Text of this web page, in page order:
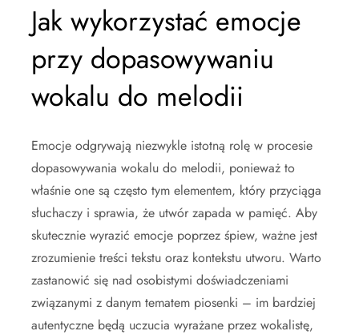
Jak wykorzystać emocje
przy dopasowywaniu
wokalu do melodii
Emocje odgrywają niezwykle istotną rolę w procesie
dopasowywania wokalu do melodii, ponieważ to
właśnie one są często tym elementem, który przyciąga
słuchaczy i sprawia, że utwór zapada w pamięć. Aby
skutecznie wyrazić emocje poprzez śpiew, ważne jest
zrozumienie treści tekstu oraz kontekstu utworu. Warto
zastanowić się nad osobistymi doświadczeniami
związanymi z danym tematem piosenki – im bardziej
autentyczne będą uczucia wyrażane przez wokalistę,